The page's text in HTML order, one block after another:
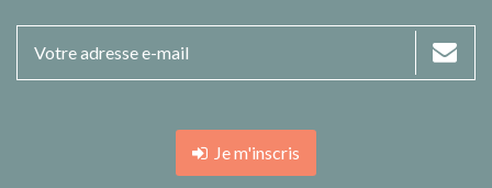
Je m'inscris